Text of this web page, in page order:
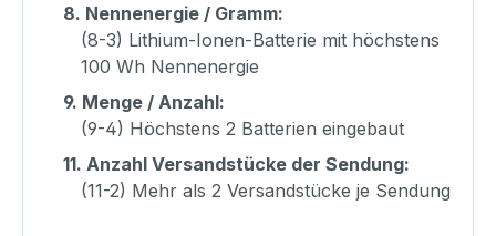
8. Nennenergie / Gramm:
(8-3) Lithium-Ionen-Batterie mit höchstens
100 Wh Nennenergie
9. Menge / Anzahl:
(9-4) Höchstens 2 Batterien eingebaut
11. Anzahl Versandstücke der Sendung:
(11-2) Mehr als 2 Versandstücke je Sendung